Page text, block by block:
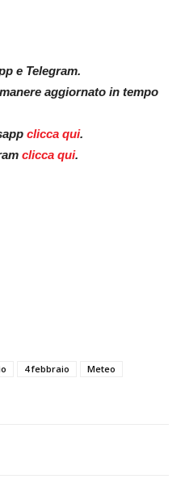
e Telegram.
aggiornato in tempo
clicca qui.
clicca qui.
4 febbraio
Meteo